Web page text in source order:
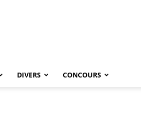
DIVERS CONCOURS